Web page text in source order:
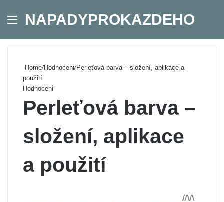
Menu
NAPADYPROKAZDEHO
Home/Hodnoceni/Perleťová barva – složení, aplikace a
použití
Hodnoceni
Perleťová barva –
složení, aplikace
a použití